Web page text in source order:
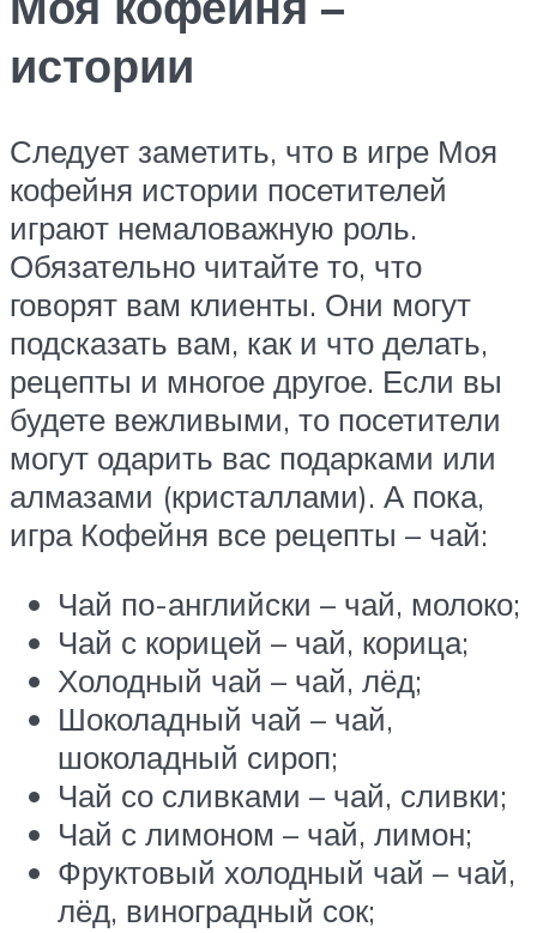
истории
Следует заметить, что в игре Моя
кофейня истории посетителей
играют немаловажную роль.
Обязательно читайте то, что
говорят вам клиенты. Они могут
подсказать вам, как и что делать,
рецепты и многое другое. Если вы
будете вежливыми, то посетители
могут одарить вас подарками или
алмазами (кристаллами). А пока,
игра Кофейня все рецепты – чай:
Чай по-английски – чай, молоко;
Чай с корицей – чай, корица;
Холодный чай – чай, лёд;
Шоколадный чай – чай,
шоколадный сироп;
Чай со сливками – чай, сливки;
Чай с лимоном – чай, лимон;
Фруктовый холодный чай – чай,
лёд, виноградный сок;